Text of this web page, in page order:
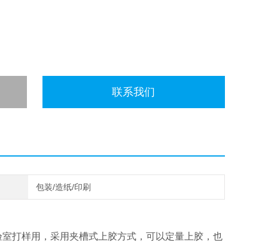
联系我们
包装/造纸/印刷
打样用，采用夹槽式上胶方式，可以定量上胶，也